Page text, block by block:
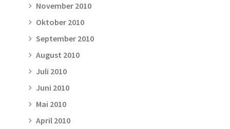
November 2010
Oktober 2010
September 2010
August 2010
Juli 2010
Juni 2010
Mai 2010
April 2010